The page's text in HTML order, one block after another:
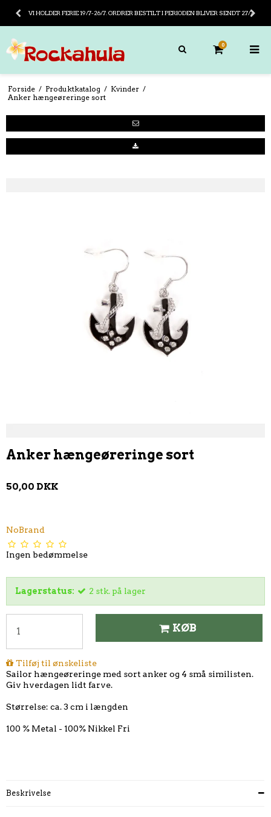
VI HOLDER FERIE 19/7-26/7. ORDRER BESTILT I PERIODEN BLIVER SENDT 27/7
0
Forside / Produktkatalog / Kvinder /
Anker hængeøreringe sort
Anker hængeøreringe sort
50,00 DKK
NoBrand
Ingen bedømmelse
Lagerstatus: 2 stk. på lager
KØB
Tilføj til ønskeliste
Sailor hængeøreringe med sort anker og 4 små similisten.
Giv hverdagen lidt farve.
Størrelse: ca. 3 cm i længden
100 % Metal - 100% Nikkel Fri
Beskrivelse